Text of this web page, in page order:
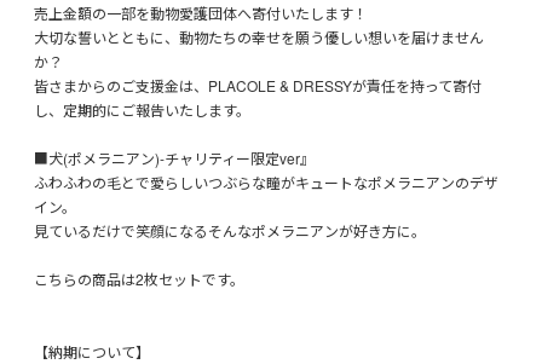
売上金額の一部を動物愛護団体へ寄付いたします！
大切な誓いとともに、動物たちの幸せを願う優しい想いを届けません
か？
皆さまからのご支援金は、PLACOLE & DRESSYが責任を持って寄付
し、定期的にご報告いたします。
■犬(ポメラニアン)-チャリティー限定ver』
ふわふわの毛とで愛らしいつぶらな瞳がキュートなポメラニアンのデザ
イン。
見ているだけで笑顔になるそんなポメラニアンが好き方に。
こちらの商品は2枚セットです。
【納期について】